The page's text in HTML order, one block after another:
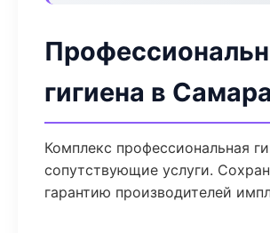
гигиена в Самара
Комплекс профессиональная
сопутствующие услуги.
гарантию производителей